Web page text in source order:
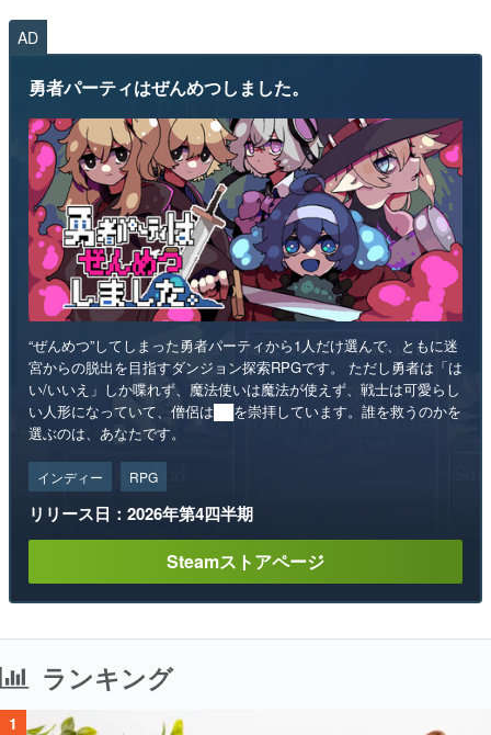
AD
勇者パーティはぜんめつしました。
“ぜんめつ”してしまった勇者パーティから1人だけ選んで、ともに迷
宮からの脱出を目指すダンジョン探索RPGです。 ただし勇者は「は
い/いいえ」しか喋れず、魔法使いは魔法が使えず、戦士は可愛らし
い人形になっていて、僧侶は██を崇拝しています。誰を救うのかを
選ぶのは、あなたです。
インディー RPG
リリース日：2026年第4四半期
Steamストアページ
ランキング
1